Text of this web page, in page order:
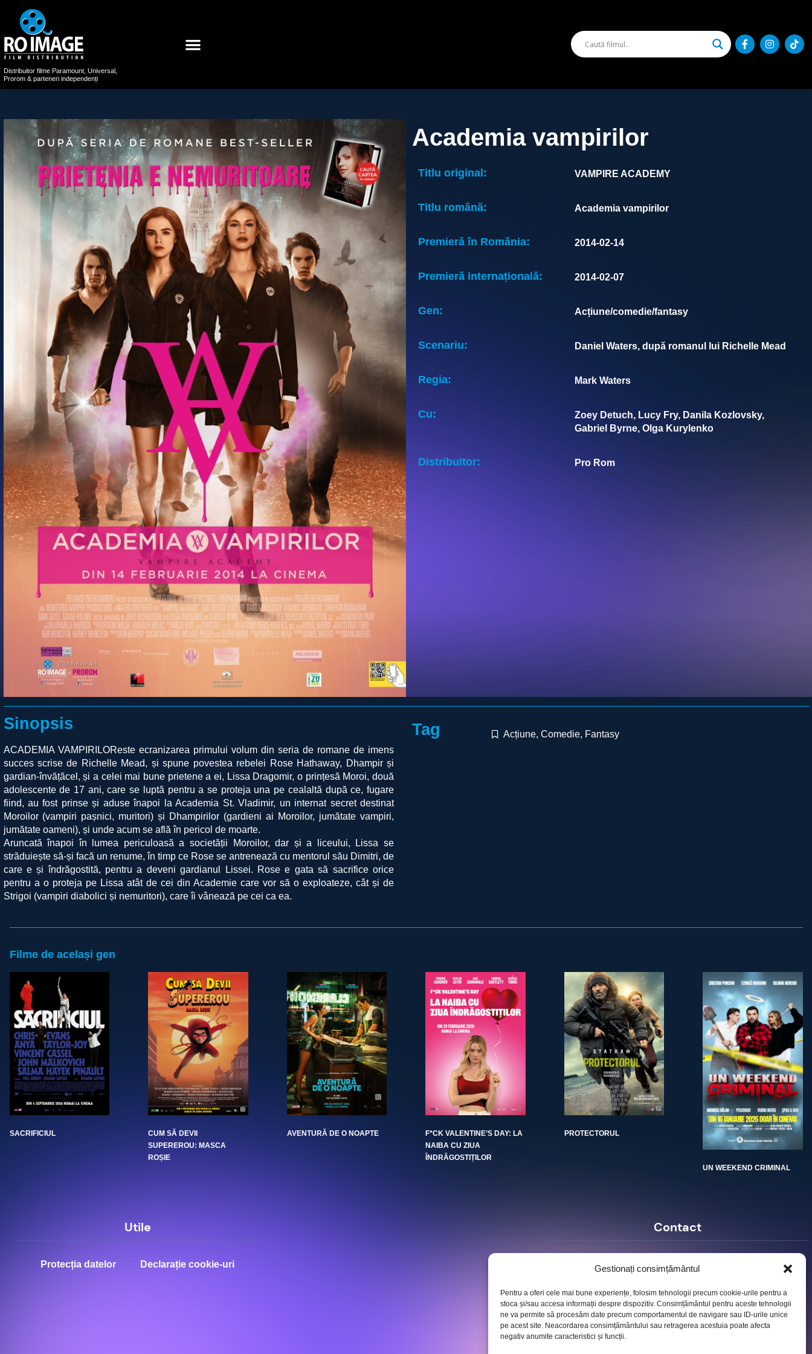
Gestionați consimțământul
Pentru a oferi cele mai bune experiențe, folosim tehnologii precum cookie-urile pentru a
stoca și/sau accesa informații despre dispozitiv. Consimțământul pentru aceste tehnologii
ne va permite să procesăm date precum comportamentul de navigare sau ID-urile unice
pe acest site. Neacordarea consimțământului sau retragerea acestuia poate afecta
negativ anumite caracteristici și funcții.
Distribuitor filme Paramount, Universal,
Prorom & parteneri independenți
Academia vampirilor
Titlu original: VAMPIRE ACADEMY
Titlu română: Academia vampirilor
Premieră în România: 2014-02-14
Premieră internațională: 2014-02-07
Gen: Acțiune/comedie/fantasy
Scenariu: Daniel Waters, după romanul lui Richelle Mead
Regia: Mark Waters
Cu:
Zoey Detuch, Lucy Fry, Danila Kozlovsky,
Gabriel Byrne, Olga Kurylenko
Distribuitor: Pro Rom
Sinopsis
ACADEMIA VAMPIRILOReste ecranizarea primului volum din seria de romane de imens
succes scrise de Richelle Mead, și spune povestea rebelei Rose Hathaway, Dhampir și
gardian-învățăcel, și a celei mai bune prietene a ei, Lissa Dragomir, o prințesă Moroi, două
adolescente de 17 ani, care se luptă pentru a se proteja una pe cealaltă după ce, fugare
fiind, au fost prinse și aduse înapoi la Academia St. Vladimir, un internat secret destinat
Moroilor (vampiri pașnici, muritori) și Dhampirilor (gardieni ai Moroilor, jumătate vampiri,
jumătate oameni), și unde acum se află în pericol de moarte.
Aruncată înapoi în lumea periculoasă a societății Moroilor, dar și a liceului, Lissa se
străduiește să-și facă un renume, în timp ce Rose se antrenează cu mentorul său Dimitri, de
care e și îndrăgostită, pentru a deveni gardianul Lissei. Rose e gata să sacrifice orice
pentru a o proteja pe Lissa atât de cei din Academie care vor să o exploateze, cât și de
Strigoi (vampiri diabolici și nemuritori), care îi vânează pe cei ca ea.
Tag Acțiune,Comedie, Fantasy
Filme de același gen
SACRIFICIUL
CUM SĂ DEVII
SUPEREROU: MASCA
ROȘIE
AVENTURĂ DE O NOAPTE
F*CK VALENTINE’S DAY: LA
NAIBA CU ZIUA
ÎNDRĂGOSTIȚILOR
PROTECTORUL
UN WEEKEND CRIMINAL
Utile
Protecția datelor Declarație cookie-uri
Contact
Strada Mihai Eminescu, nr. 142, et.7, ap. 23,
Tel:+40 (21) 250.5103, +40 (21) 250.5104
E-mail:
office@roimage.ro